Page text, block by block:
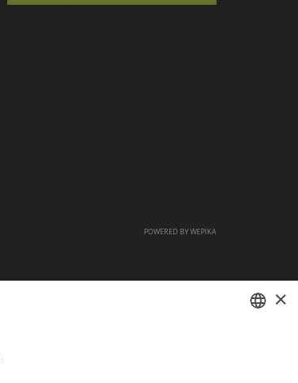
POWERED BYWEPIKA
×